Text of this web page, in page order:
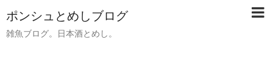
ポンシュとめしブログ
雑魚ブログ。日本酒とめし。